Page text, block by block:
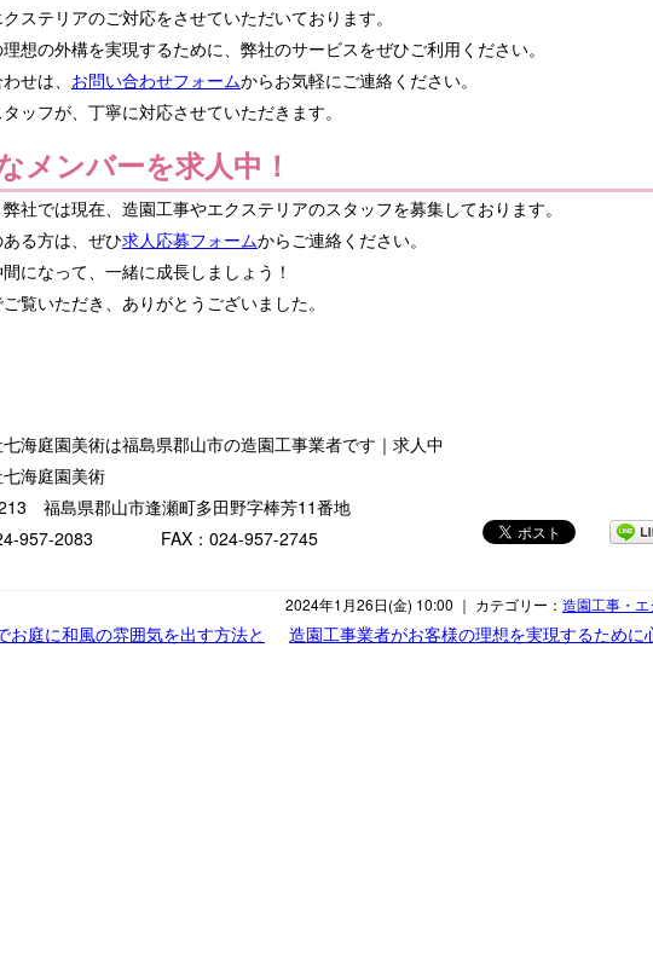
ステリアのご対応をさせていただいております。
想の外構を実現するために、弊社のサービスをぜひご利用ください。
せは、 お問い合わせフォームからお気軽にご連絡ください。
ッフが、丁寧に対応させていただきます。
メンバーを求人中！
社では現在、造園工事やエクステリアのスタッフを募集しております。
る方は、ぜひ求人応募フォームからご連絡ください。
になって、一緒に成長しましょう！
覧いただき、ありがとうございました。
海庭園美術は福島県郡山市の造園工事業者です｜求人中
海庭園美術
福島県郡山市逢瀬町多田野字棒芳11番地
957-2083 FAX：024-957-2745
2024年1月26日(金) 10:00 ｜ カテゴリー： 造園工事・
お庭に和風の雰囲気を出す方法と
造園工事業者がお客様の理想を実現するために